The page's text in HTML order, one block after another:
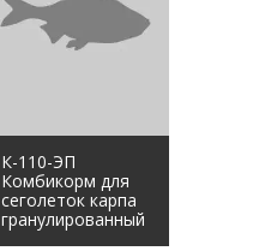
К-110-ЭП
Комбикорм для
сеголеток карпа
гранулированный